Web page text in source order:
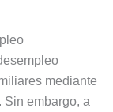
mediante
embargo, a